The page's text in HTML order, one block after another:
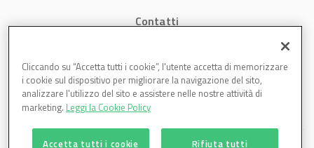
Contatti
Cookies
Cliccando su “Accetta tutti i cookie”, l'utente accetta di memorizzare
i cookie sul dispositivo per migliorare la navigazione del sito,
analizzare l'utilizzo del sito e assistere nelle nostre attività di
marketing. Leggi la Cookie Policy
Accetta tutti i cookie Rifiuta tutti